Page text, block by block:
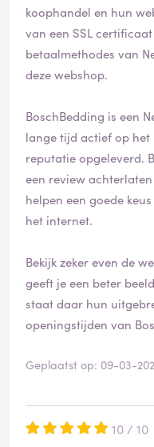
koophandel en hun
van een SSL
betaalmethodes van
deze webshop.
BoschBedding is een
lange tijd actief op het
reputatie opgeleverd.
een review
helpen een goede
het internet.
Bekijk zeker even de
geeft je een beter
staat daar hun
openingstijden van
Geplaatst op: 09-03-
10 / 10